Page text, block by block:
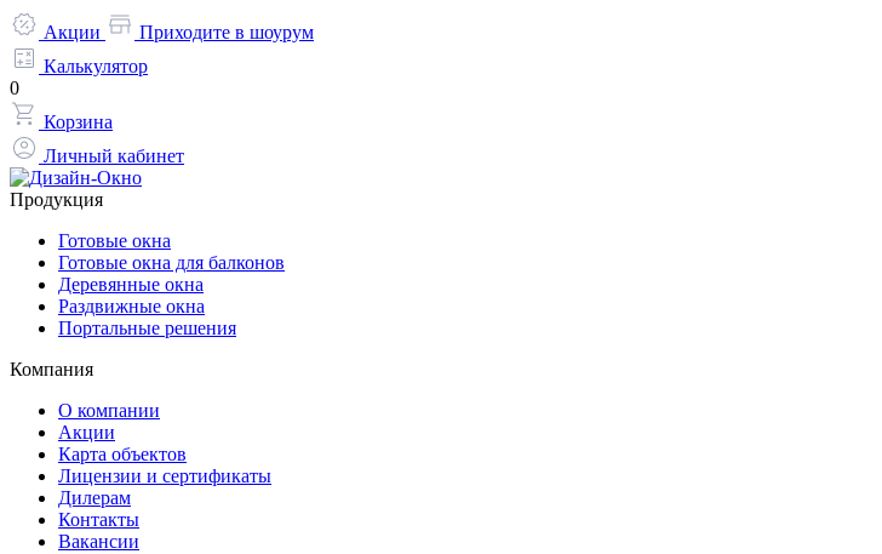
Акции
Приходите в шоурум
Калькулятор
0
Корзина
Личный кабинет
Продукция
Готовые окна
Готовые окна для балконов
Деревянные окна
Раздвижные окна
Портальные решения
Компания
О компании
Акции
Карта объектов
Лицензии и сертификаты
Дилерам
Контакты
Вакансии